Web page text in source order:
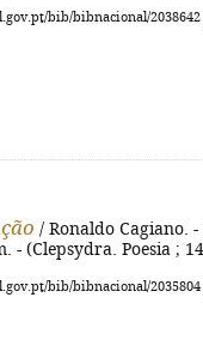
bib/bibnacional/2038642
/ Ronaldo Cagiano. -
- (Clepsydra. Poesia ;
bib/bibnacional/2035804